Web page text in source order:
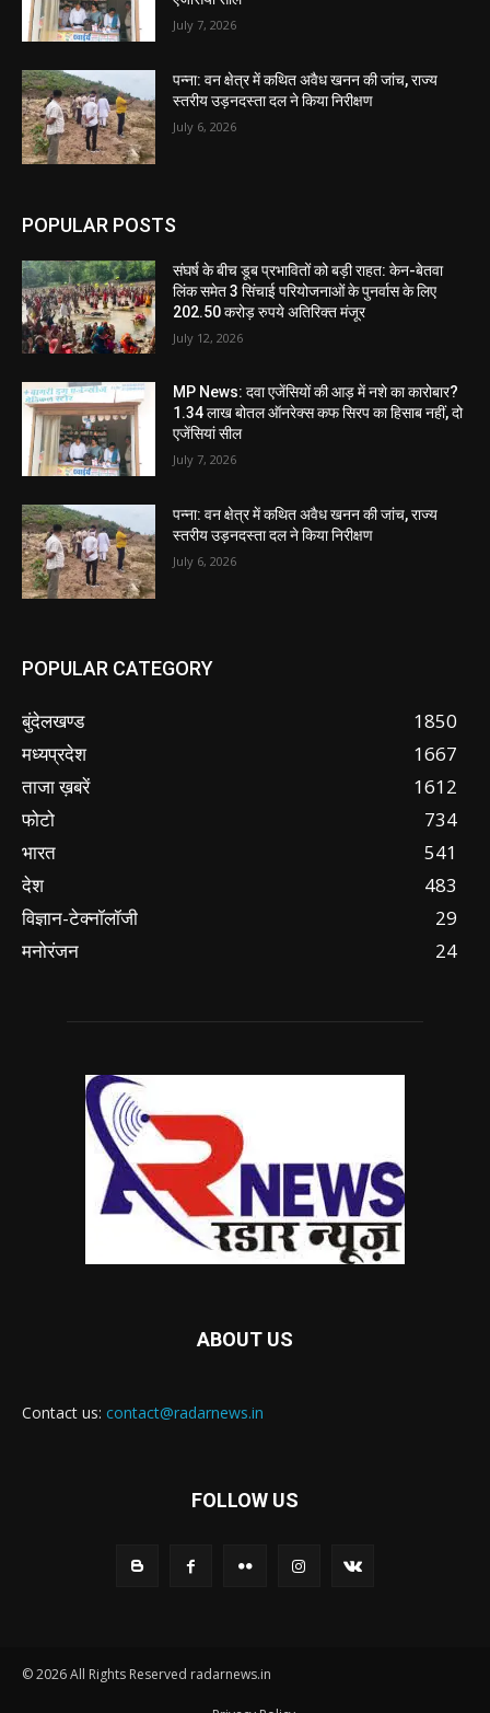
July 7, 2026
पन्ना: वन क्षेत्र में कथित अवैध खनन की जांच, राज्य
स्तरीय उड़नदस्ता दल ने किया निरीक्षण
July 6, 2026
POPULAR POSTS
संघर्ष के बीच डूब प्रभावितों को बड़ी राहत: केन-बेतवा
लिंक समेत 3 सिंचाई परियोजनाओं के पुनर्वास के लिए
202.50 करोड़ रुपये अतिरिक्त मंजूर
July 12, 2026
MP News: दवा एजेंसियों की आड़ में नशे का कारोबार?
1.34 लाख बोतल ऑनरेक्स कफ सिरप का हिसाब नहीं, दो
एजेंसियां सील
July 7, 2026
पन्ना: वन क्षेत्र में कथित अवैध खनन की जांच, राज्य
स्तरीय उड़नदस्ता दल ने किया निरीक्षण
July 6, 2026
POPULAR CATEGORY
बुंदेलखण्ड
1850
मध्यप्रदेश
1667
ताजा ख़बरें
1612
फोटो
734
भारत
541
देश
483
विज्ञान-टेक्नॉलॉजी
29
मनोरंजन
24
ABOUT US
Contact us: contact@radarnews.in
FOLLOW US
© 2026 All Rights Reserved radarnews.in